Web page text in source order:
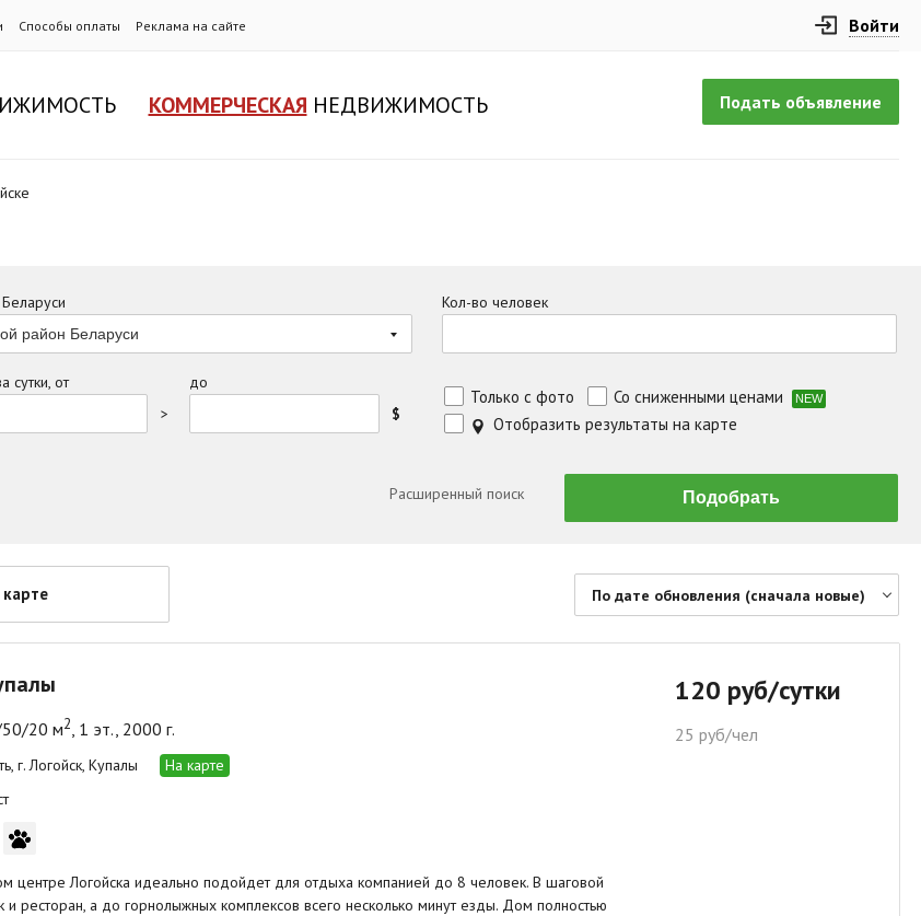
Способы оплаты Реклама на сайте Войти
Подать объявление
КОММЕРЧЕСКАЯ НЕДВИЖИМОСТЬ
район Беларуси
Кол-во человек
сутки, от
>
до
$
Только с фото Со сниженными ценами NEW
Отобразить результаты на карте
Расширенный поиск
По дате обновления (сначала новые)
По дате обновления (сначала новые)
По дате обновления (сначала старые)
50/20 м2, 1 эт., 2000 г.
г. Логойск, Купалы
На карте
центре Логойска идеально подойдет для отдыха компанией до 8 человек. В шаговой
и ресторан, а до горнолыжных комплексов всего несколько минут езды. Дом полностью
120 руб/сутки
25 руб/чел